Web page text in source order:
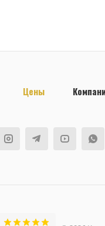
Цены